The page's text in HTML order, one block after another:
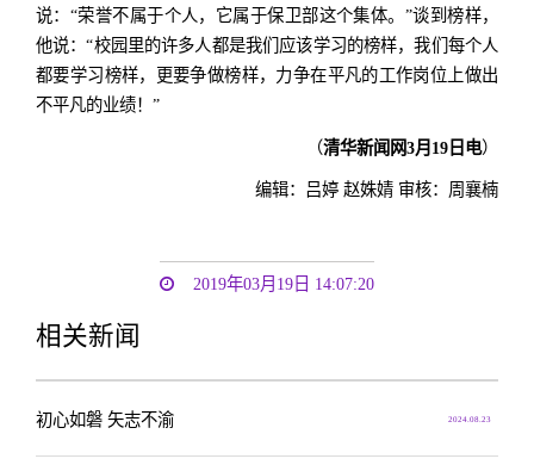
说：“荣誉不属于个人，它属于保卫部这个集体。”谈到榜样，
他说：“校园里的许多人都是我们应该学习的榜样，我们每个人
都要学习榜样，更要争做榜样，力争在平凡的工作岗位上做出
不平凡的业绩！”
（清华新闻网3月19日电）
编辑：吕婷 赵姝婧 审核：周襄楠
2019年03月19日 14:07:20
相关新闻
2024.08.23
初心如磐 矢志不渝